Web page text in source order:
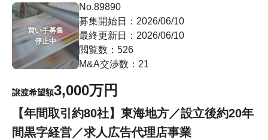
売りたい方へ
成約事例
買い手募集
停止中
No.89890
募集開始日：2026/06/10
最終更新日：2026/06/10
閲覧数：526
M&A交渉数：21
譲渡希望額3,000万円
【年間取引約80社】東海地方／設立後約20年
間黒字経営／求人広告代理店事業